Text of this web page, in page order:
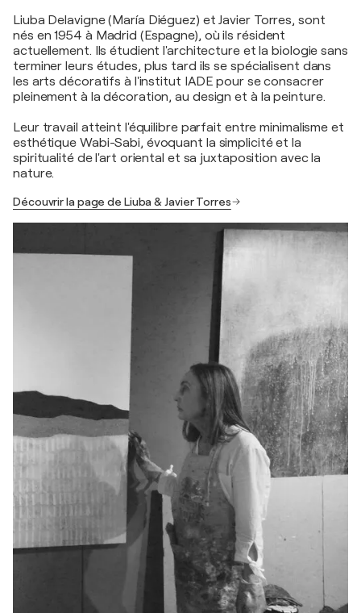
Liuba Delavigne (María Diéguez) et Javier Torres, sont
nés en 1954 à Madrid (Espagne), où ils résident
actuellement. Ils étudient l'architecture et la biologie sans
terminer leurs études, plus tard ils se spécialisent dans
les arts décoratifs à l'institut IADE pour se consacrer
pleinement à la décoration, au design et à la peinture.
Leur travail atteint l'équilibre parfait entre minimalisme et
esthétique Wabi-Sabi, évoquant la simplicité et la
spiritualité de l'art oriental et sa juxtaposition avec la
nature.
Découvrir la page de Liuba & Javier Torres